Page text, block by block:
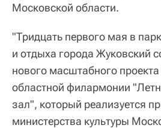
Московской области.
"Тридцать первого мая в
и отдыха города Жуковский
нового масштабного
областной филармонии
зал", который реализуется
министерства культуры